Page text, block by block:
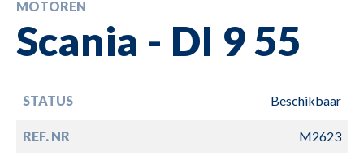
MOTOREN
Scania - DI 9 55
STATUS Beschikbaar
REF. NR M2623